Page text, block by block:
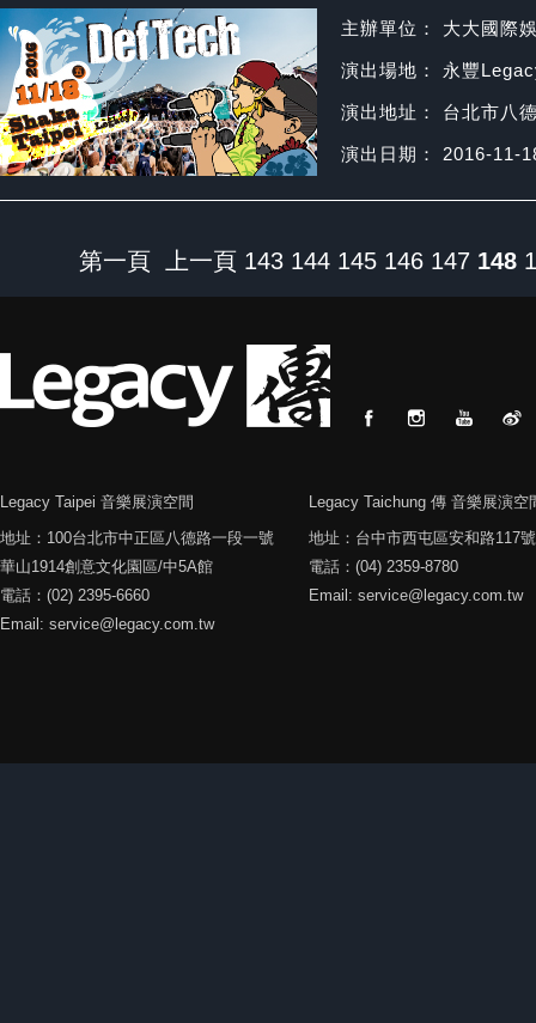
主辦單位： 大大國際
演出場地： 永豐
演出地址： 台北市八
演出日期： 2016-11-
第一頁 上一頁 143 144 145 146 147 148
Legacy Taipei 音樂展演空間
Legacy Taichung 傳 音樂展演空
地址：100台北市中正區八德路一段一號
華山1914創意文化園區/中5A館
電話：(02) 2395-6660
Email: service@legacy.com.tw
地址：台中市西屯區安和路117號
電話：(04) 2359-8780
Email: service@legacy.com.tw